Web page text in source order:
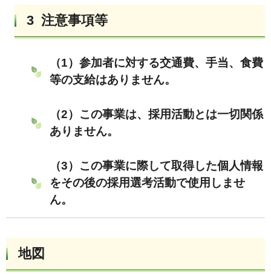
3 注意事項等
（1）参加者に対する交通費、手当、食費
等の支給はありません。
（2）この事業は、採用活動とは一切関係
ありません。
（3）この事業に際して取得した個人情報
をその後の採用選考活動で使用しませ
ん。
地図